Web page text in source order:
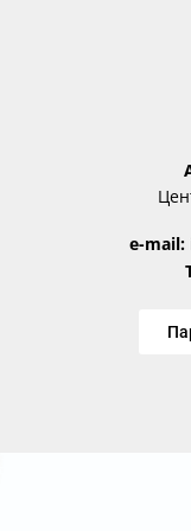
e-mail: